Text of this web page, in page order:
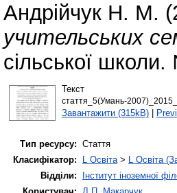
Андрійчук Н. М.
учительських
сільської
Текст
стаття_5(Умань-
Завантажити (315kB)|
Тип ресурсу: Стаття
Класифікатор:
L Освіта> L Освіта
Відділи:
Інститут іноземної